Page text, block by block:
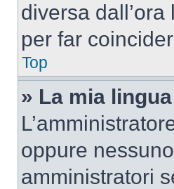
diversa
per far
Top
» La mia
oppure
amministratori